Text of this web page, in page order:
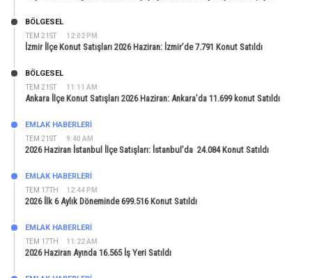
TEM 21ST 12:02 PM
BÖLGESEL
İzmir İlçe Konut Satışları 2026 Haziran: İzmir’de 7.791 Konut Satıldı
TEM 21ST 11:11 AM
BÖLGESEL
Ankara İlçe Konut Satışları 2026 Haziran: Ankara’da 11.699 konut Satıldı
TEM 21ST 9:40 AM
EMLAK HABERLERI
2026 Haziran İstanbul İlçe Satışları: İstanbul’da 24.084 Konut Satıldı
TEM 17TH 12:44 PM
EMLAK HABERLERI
2026 İlk 6 Aylık Döneminde 699.516 Konut Satıldı
TEM 17TH 11:22 AM
EMLAK HABERLERI
2026 Haziran Ayında 16.565 İş Yeri Satıldı